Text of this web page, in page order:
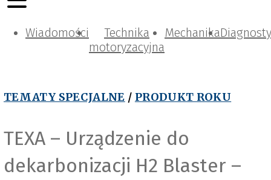
Wiadomości
Technika
motoryzacyjna
Mechanika
TEMATY SPECJALNE / PRODUKT ROKU
TEXA – Urządzenie do
dekarbonizacji H2 Blaster –